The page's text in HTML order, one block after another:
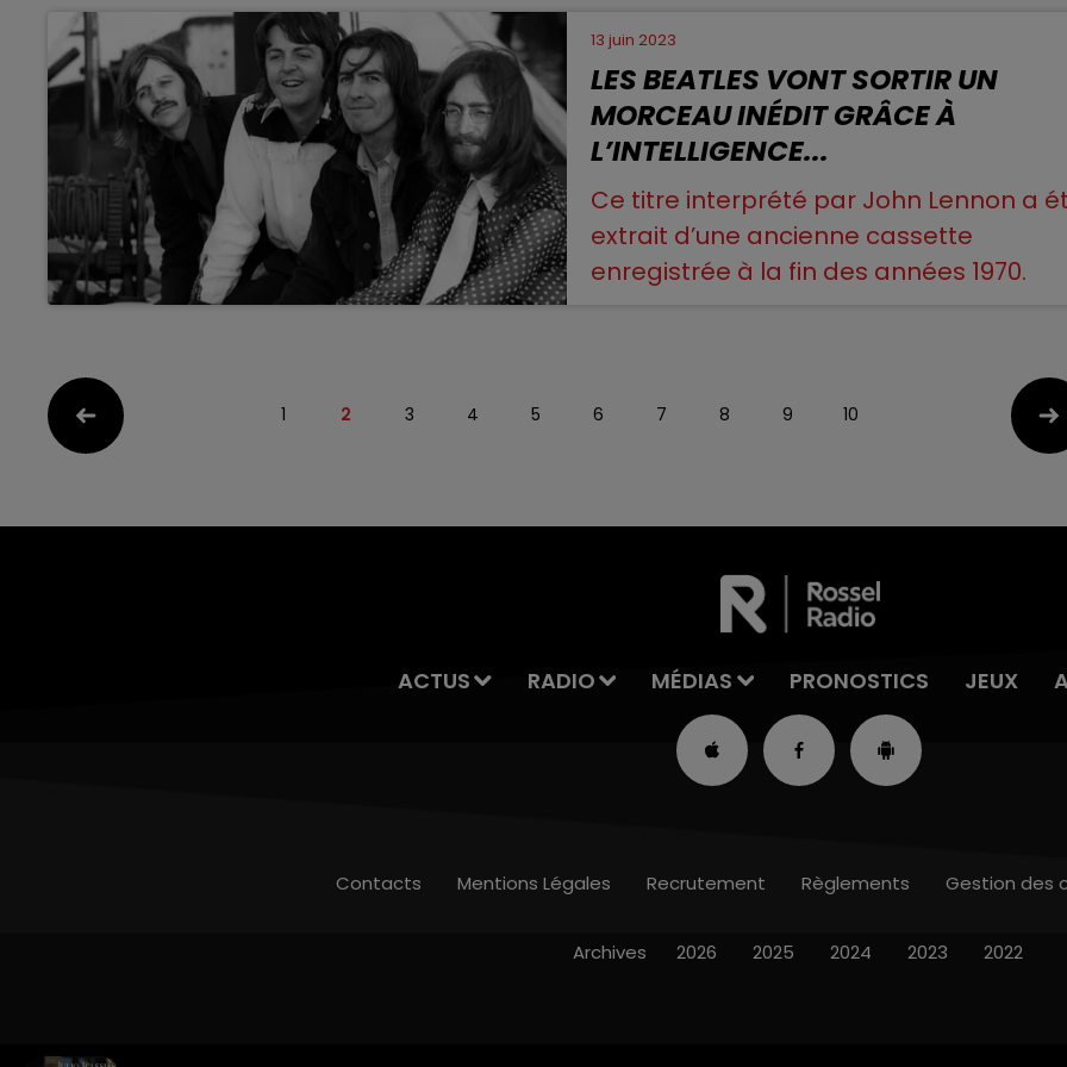
13 juin 2023
LES BEATLES VONT SORTIR UN
MORCEAU INÉDIT GRÂCE À
L’INTELLIGENCE...
Ce titre interprété par John Lennon a
extrait d’une ancienne cassette
enregistrée à la fin des années 1970.
1 2 3 4 5 6 7 8 9 10
ACTUS RADIO MÉDIAS PRONOSTICS JEUX
Contacts Mentions Légales Recrutement Règlements Gestion des
Archives 2026 2025 2024 2023 2022